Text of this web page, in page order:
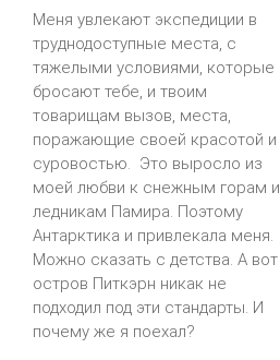
Меня увлекают экспедиции в
труднодоступные места, с
тяжелыми условиями, которые
бросают тебе, и твоим
товарищам вызов, места,
поражающие своей красотой и
суровостью. Это выросло из
моей любви к снежным горам и
ледникам Памира. Поэтому
Антарктика и привлекала меня.
Можно сказать с детства. А вот
остров Питкэрн никак не
подходил под эти стандарты. И
почему же я поехал?